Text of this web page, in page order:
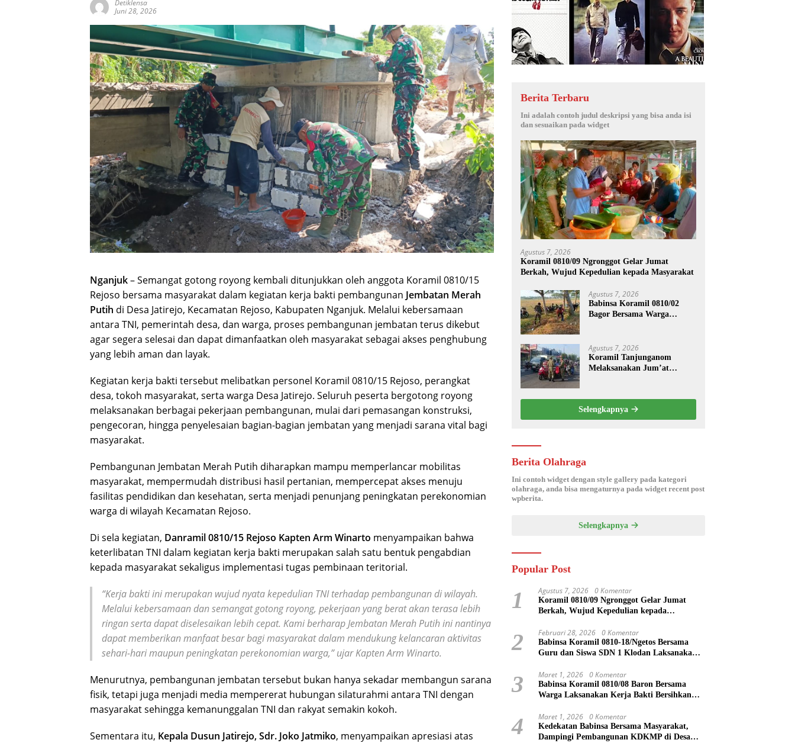
Detiklensa
Juni 28, 2026
Nganjuk– Semangat gotong royong kembali ditunjukkan oleh anggota Koramil 0810/15
Rejoso bersama masyarakat dalam kegiatan kerja bakti pembangunan Jembatan Merah
Putih di Desa Jatirejo, Kecamatan Rejoso, Kabupaten Nganjuk. Melalui kebersamaan
antara TNI, pemerintah desa, dan warga, proses pembangunan jembatan terus dikebut
agar segera selesai dan dapat dimanfaatkan oleh masyarakat sebagai akses penghubung
yang lebih aman dan layak.
Kegiatan kerja bakti tersebut melibatkan personel Koramil 0810/15 Rejoso, perangkat
desa, tokoh masyarakat, serta warga Desa Jatirejo. Seluruh peserta bergotong royong
melaksanakan berbagai pekerjaan pembangunan, mulai dari pemasangan konstruksi,
pengecoran, hingga penyelesaian bagian-bagian jembatan yang menjadi sarana vital bagi
masyarakat.
Pembangunan Jembatan Merah Putih diharapkan mampu memperlancar mobilitas
masyarakat, mempermudah distribusi hasil pertanian, mempercepat akses menuju
fasilitas pendidikan dan kesehatan, serta menjadi penunjang peningkatan perekonomian
warga di wilayah Kecamatan Rejoso.
Di sela kegiatan, Danramil 0810/15 Rejoso Kapten Arm Winarto menyampaikan bahwa
keterlibatan TNI dalam kegiatan kerja bakti merupakan salah satu bentuk pengabdian
kepada masyarakat sekaligus implementasi tugas pembinaan teritorial.
“Kerja bakti ini merupakan wujud nyata kepedulian TNI terhadap pembangunan di wilayah.
Melalui kebersamaan dan semangat gotong royong, pekerjaan yang berat akan terasa lebih
ringan serta dapat diselesaikan lebih cepat. Kami berharap Jembatan Merah Putih ini nantinya
dapat memberikan manfaat besar bagi masyarakat dalam mendukung kelancaran aktivitas
sehari-hari maupun peningkatan perekonomian warga,” ujar Kapten Arm Winarto.
Menurutnya, pembangunan jembatan tersebut bukan hanya sekadar membangun sarana
fisik, tetapi juga menjadi media mempererat hubungan silaturahmi antara TNI dengan
masyarakat sehingga kemanunggalan TNI dan rakyat semakin kokoh.
Sementara itu, Kepala Dusun Jatirejo, Sdr. Joko Jatmiko, menyampaikan apresiasi atas
Berita Terbaru
Ini adalah contoh judul deskripsi yang bisa anda isi
dan sesuaikan pada widget
Agustus 7, 2026
Koramil 0810/09 Ngronggot Gelar Jumat
Berkah, Wujud Kepedulian kepada Masyarakat
Agustus 7, 2026
Babinsa Koramil 0810/02
Bagor Bersama Warga
Agustus 7, 2026
Koramil Tanjunganom
Melaksanakan Jum’at
Selengkapnya
Berita Olahraga
Ini contoh widget dengan style gallery pada kategori
olahraga, anda bisa mengaturnya pada widget recent post
wpberita.
Selengkapnya
Popular Post
1 Agustus 7, 2026 0 Komentar
Koramil 0810/09 Ngronggot Gelar Jumat
Berkah, Wujud Kepedulian kepada
2 Februari 28, 2026 0 Komentar
Babinsa Koramil 0810-18/Ngetos Bersama
Guru dan Siswa SDN 1 Klodan Laksanakan
Polusi Udara
3 Maret 1, 2026 0 Komentar
Babinsa Koramil 0810/08 Baron Bersama
Warga Laksanakan Kerja Bakti Bersihkan
4 Maret 1, 2026 0 Komentar
Kedekatan Babinsa Bersama Masyarakat,
Dampingi Pembangunan KDKMP di Desa